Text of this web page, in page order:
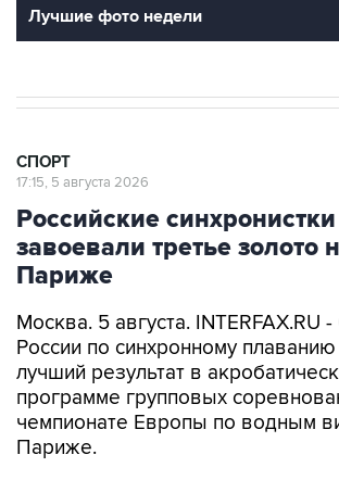
Лучшие фото недели
СПОРТ
17:15, 5 августа 2026
Российские синхронистки
завоевали третье золото
Париже
Москва. 5 августа. INTERFAX.RU
России по синхронному
лучший результат в
программе групповых
чемпионате Европы по водным
Париже.